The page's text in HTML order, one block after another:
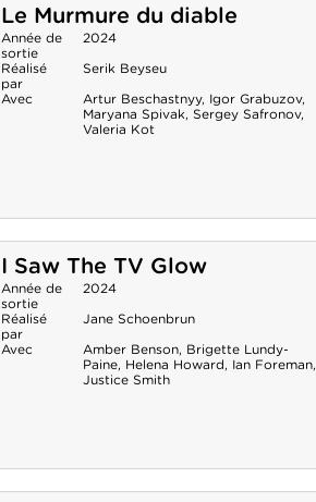
Le Murmure du diable
Année de
sortie
2024
Réalisé
par
Serik Beyseu
Avec
Artur Beschastnyy, Igor Grabuzov,
Maryana Spivak, Sergey Safronov,
Valeria Kot
I Saw The TV Glow
Année de
sortie
2024
Réalisé
par
Jane Schoenbrun
Avec
Amber Benson, Brigette Lundy-
Paine, Helena Howard, Ian Foreman,
Justice Smith